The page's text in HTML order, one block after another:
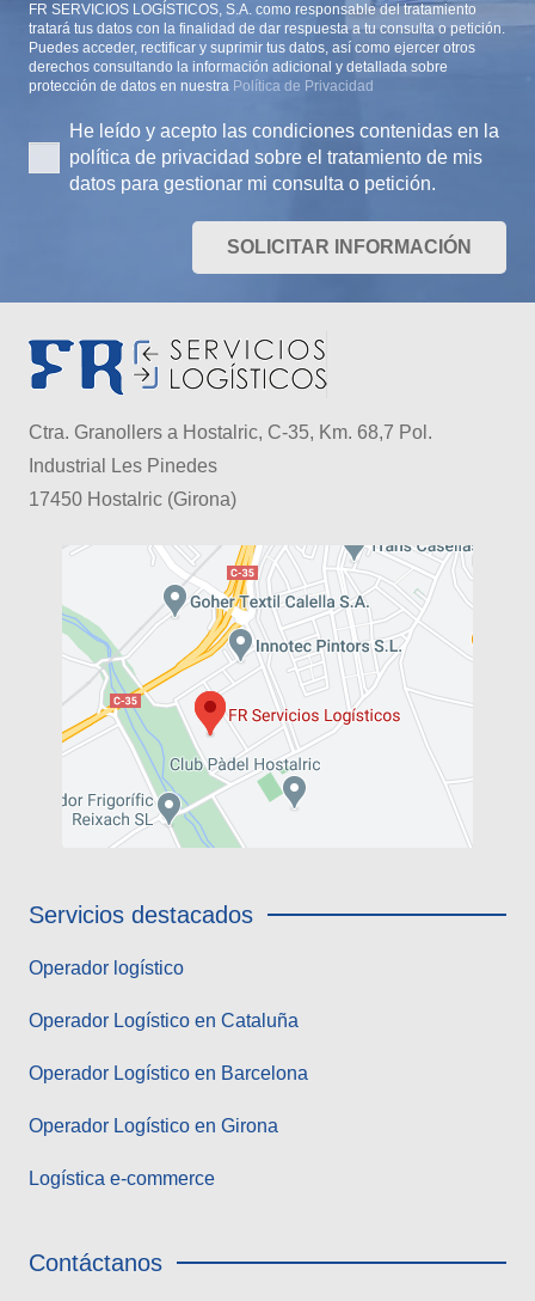
FR SERVICIOS LOGÍSTICOS, S.A. como responsable del tratamiento
tratará tus datos con la finalidad de dar respuesta a tu consulta o petición.
Puedes acceder, rectificar y suprimir tus datos, así como ejercer otros
derechos consultando la información adicional y detallada sobre
protección de datos en nuestra Política de Privacidad
He leído y acepto las condiciones contenidas en la
política de privacidad sobre el tratamiento de mis
datos para gestionar mi consulta o petición.
SOLICITAR INFORMACIÓN
Ctra. Granollers a Hostalric, C-35, Km. 68,7 Pol.
Industrial Les Pinedes
17450 Hostalric (Girona)
Servicios destacados
Operador logístico
Operador Logístico en Cataluña
Operador Logístico en Barcelona
Operador Logístico en Girona
Logística e-commerce
Contáctanos